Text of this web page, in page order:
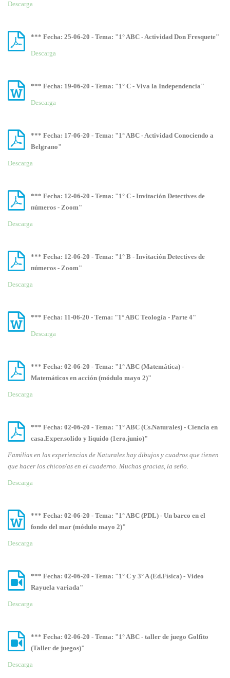
Descarga
*** Fecha: 25-06-20 - Tema: "1° ABC - Actividad Don Fresquete"
Descarga
*** Fecha: 19-06-20 - Tema: "1° C - Viva la Independencia"
Descarga
*** Fecha: 17-06-20 - Tema: "1° ABC - Actividad Conociendo a
Belgrano"
Descarga
*** Fecha: 12-06-20 - Tema: "1° C - Invitación Detectives de
números - Zoom"
Descarga
*** Fecha: 12-06-20 - Tema: "1° B - Invitación Detectives de
números - Zoom"
Descarga
*** Fecha: 11-06-20 - Tema: "1° ABC Teología - Parte 4"
Descarga
*** Fecha: 02-06-20 - Tema: "1° ABC (Matemática) -
Matemáticos en acción (módulo mayo 2)"
Descarga
*** Fecha: 02-06-20 - Tema: "1° ABC (Cs.Naturales) - Ciencia en
casa.Exper.solido y liquido (1ero.junio)"
Familias en las experiencias de Naturales hay dibujos y cuadros que tienen
que hacer los chicos/as en el cuaderno. Muchas gracias, la seño.
Descarga
*** Fecha: 02-06-20 - Tema: "1° ABC (PDL) - Un barco en el
fondo del mar (módulo mayo 2)"
Descarga
*** Fecha: 02-06-20 - Tema: "1° C y 3° A (Ed.Física) - Video
Rayuela variada"
Descarga
*** Fecha: 02-06-20 - Tema: "1° ABC - taller de juego Golfito
(Taller de juegos)"
Descarga